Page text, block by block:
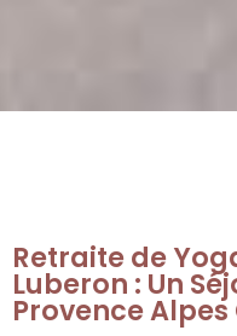
Retraite de
Luberon : Un
Provence